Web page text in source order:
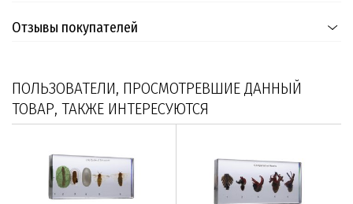
Отзывы покупателей
ПОЛЬЗОВАТЕЛИ, ПРОСМОТРЕВШИЕ ДАННЫЙ
ТОВАР, ТАКЖЕ ИНТЕРЕСУЮТСЯ